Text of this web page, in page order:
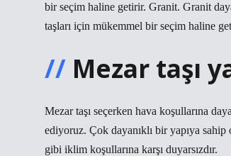
bir seçim haline getirir. Granit. Granit
taşları için mükemmel bir seçim haline
Mezar taşı
Mezar taşı seçerken hava koşullarına
ediyoruz. Çok dayanıklı bir yapıya
gibi iklim koşullarına karşı duyarsızdır.